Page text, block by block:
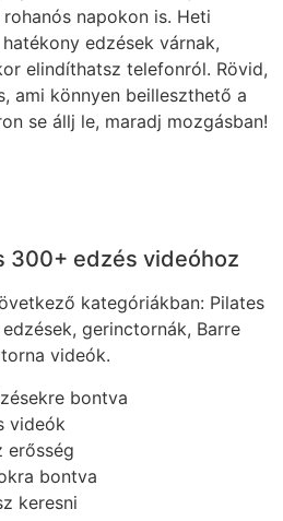
napokon is. Heti
edzések várnak,
elindíthatsz telefonról. Rövid,
ami könnyen beilleszthető a
se állj le, maradj mozgásban!
300+ edzés videóhoz
kategóriákban: Pilates
gerinctornák, Barre
videók.
bontva
videók
erősség
bontva
keresni